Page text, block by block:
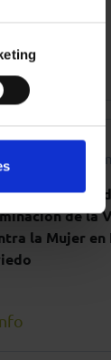
24
Internacional
de la
la Mujer en